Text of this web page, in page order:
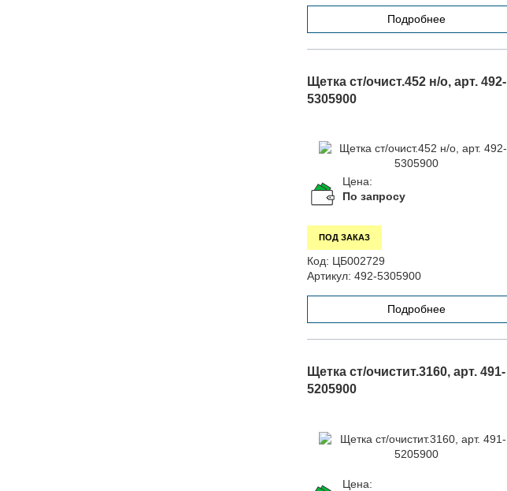
Подробнее
Щетка ст/очист.452 н/о, арт. 492-
5305900
Цена:
По запросу
ПОД ЗАКАЗ
Код: ЦБ002729
Артикул: 492-5305900
Подробнее
Щетка ст/очистит.3160, арт. 491-
5205900
Цена: